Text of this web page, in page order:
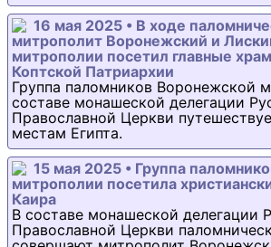
16 мая 2025 • В ходе
митрополит Воронежский и
митрополии посетил главные
Коптской Патриархии
Группа паломников Воронежской
составе монашеской делегации
Православной Церкви
местам Египта.
15 мая 2025 • Группа
митрополии посетила
Каира
В составе монашеской делегации
Православной Церкви